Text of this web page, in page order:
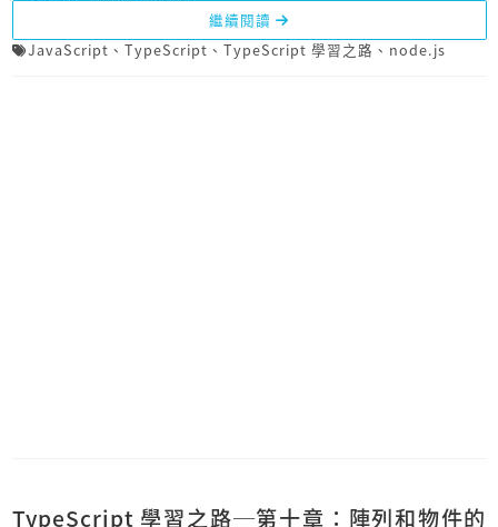
繼續閱讀
JavaScript 、 TypeScript 、 TypeScript 學習之路 、 node.js
TypeScript 學習之路─第十章：陣列和物件的